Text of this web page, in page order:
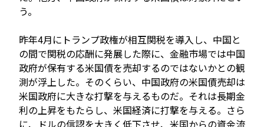
う。
昨年4月にトランプ政権が相互関税を導入し、中国と
の間で関税の応酬に発展した際に、金融市場では中国
政府が保有する米国債を売却するのではないかとの観
測が浮上した。そのくらい、中国政府の米国債売却は
米国政府に大きな打撃を与えるものだ。それは長期金
利の上昇をもたらし、米国経済に打撃を与える。さら
に、ドルの信認を大きく低下させ、米国からの資金流